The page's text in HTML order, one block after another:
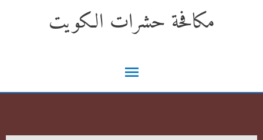
مكافحة حشرات الكويت
القائمة
الرئيسية